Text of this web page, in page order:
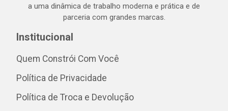
a uma dinâmica de trabalho moderna e prática e de
parceria com grandes marcas.
Institucional
Quem Constrói Com Você
Política de Privacidade
Política de Troca e Devolução